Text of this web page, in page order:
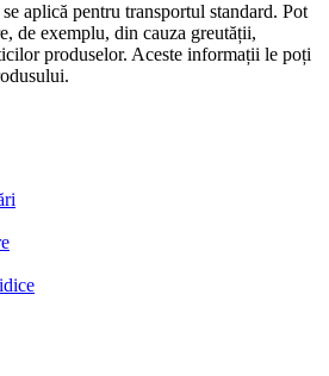
aplică pentru transportul standard. Pot
de exemplu, din cauza greutății,
produselor. Aceste informații le poți